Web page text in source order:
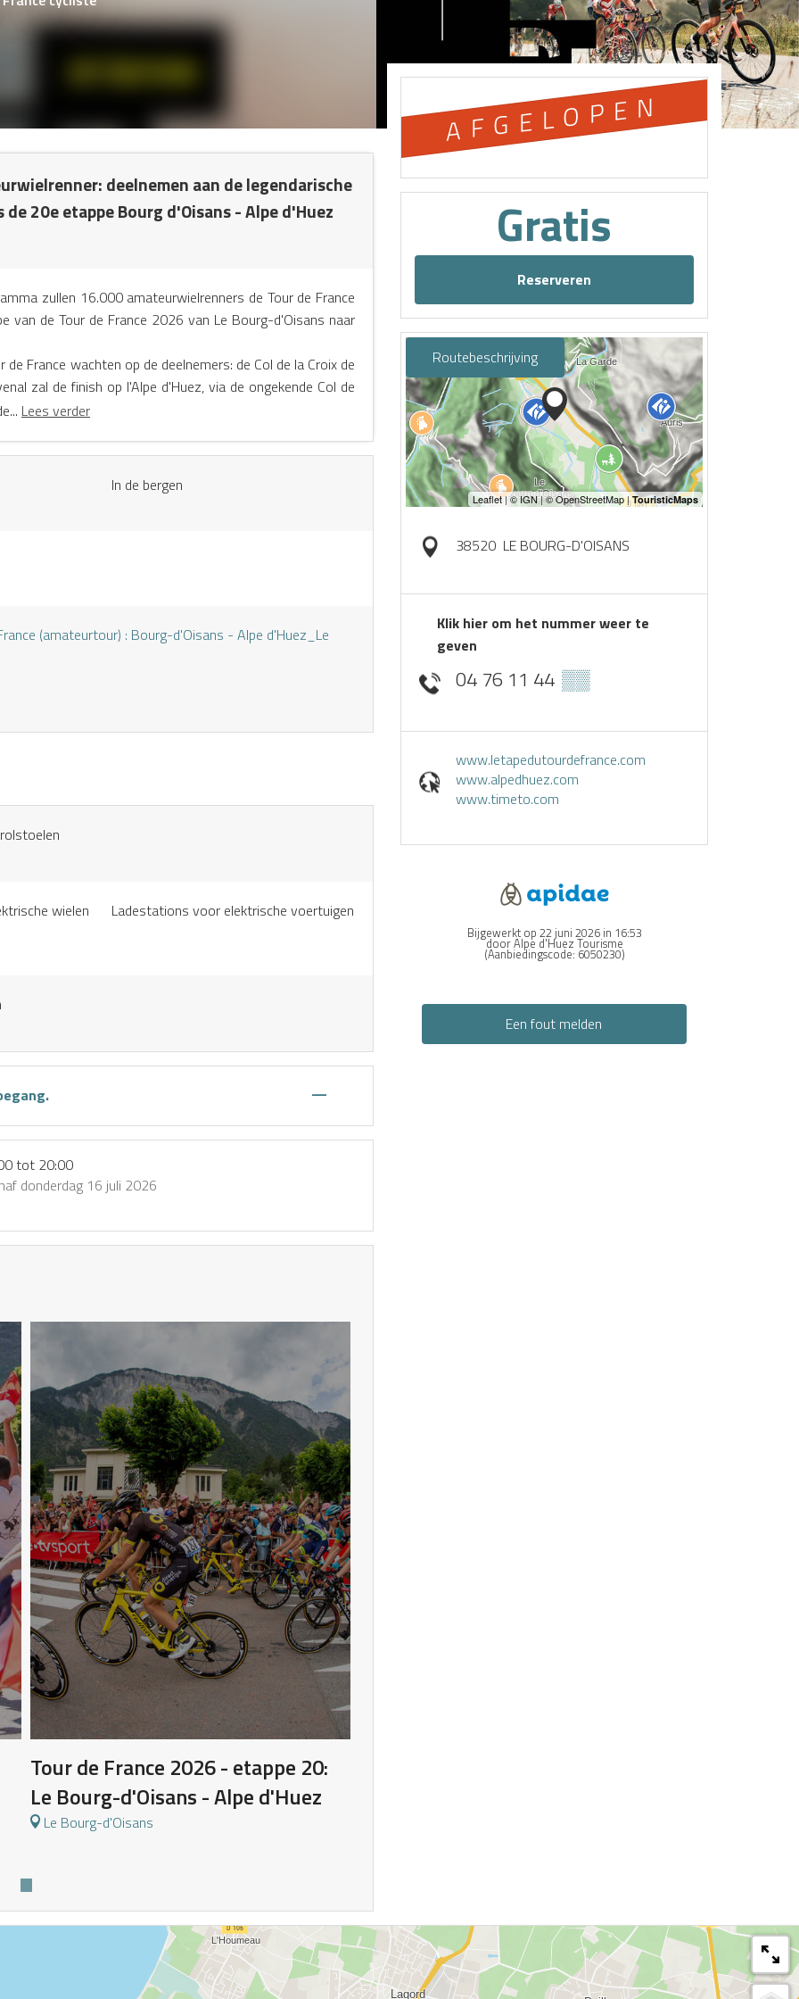
deelnemen aan de legendarische
20e etappe Bourg d'Oisans - Alpe d'Huez
zullen 16.000 amateurwielrenners de Tour de France
van de Tour de France 2026 van Le Bourg-d'Oisans naar
France wachten op de deelnemers: de Col de la Croix de
zal de finish op l'Alpe d'Huez, via de ongekende Col de
Lees verder
In de bergen
(amateurtour) : Bourg-d'Oisans - Alpe d'Huez_Le
wielen
Ladestations voor elektrische voertuigen
—
tot 20:00
donderdag 16 juli 2026
Tour de France 2026 - etappe 20:
Le Bourg-d'Oisans - Alpe d'Huez
Le Bourg-d'Oisans
AFGELOPEN
Gratis
Reserveren
Routebeschrijving
38520 LE BOURG-D'OISANS
Klik hier om het nummer weer te
geven
04 76 11 44 ▒▒
www.letapedutourdefrance.com
www.alpedhuez.com
www.timeto.com
Bijgewerkt op 22 juni 2026 in 16:53
door Alpe d'Huez Tourisme
(Aanbiedingscode: 6050230)
Een fout melden